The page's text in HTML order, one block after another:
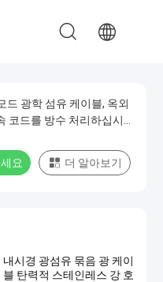
드 광학 섬유 케이블, 옥외
코드를 방수 처리하십시
요 더 알아보기
내시경 광섬유 묶음 광 케이
블 탄력적 스테인레스 강 호